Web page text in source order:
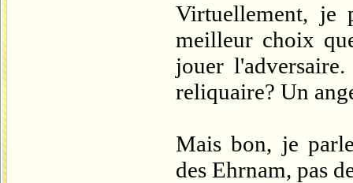
Virtuellement, je
meilleur choix
jouer
reliquaire? Un
Mais bon, je
des Ehrnam, pas